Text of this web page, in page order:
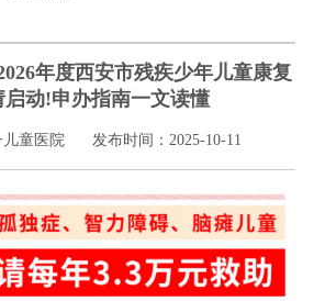
年度西安市残疾少年儿童康复
启动!申办指南一文读懂
童医院 发布时间：2025-10-11